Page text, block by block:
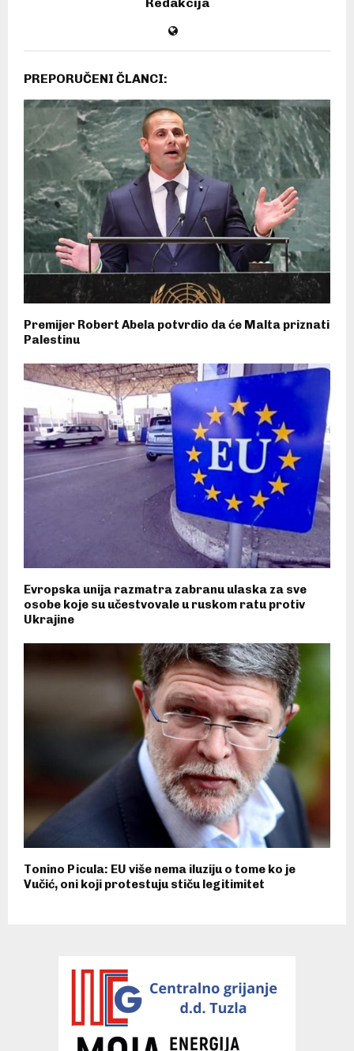
PREPORUČENI ČLANCI:
Premijer Robert Abela potvrdio da će Malta priznati
Palestinu
Evropska unija razmatra zabranu ulaska za sve
osobe koje su učestvovale u ruskom ratu protiv
Ukrajine
Tonino Picula: EU više nema iluziju o tome ko je
Vučić, oni koji protestuju stiču legitimitet